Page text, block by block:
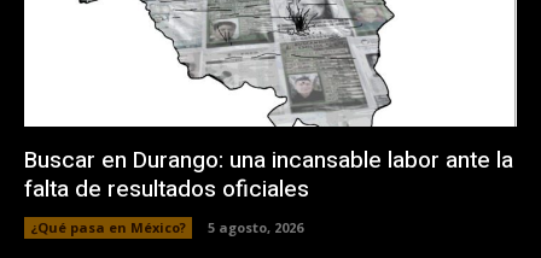
Buscar en Durango: una incansable labor ante la
falta de resultados oficiales
¿Qué pasa en México? 5 agosto, 2026